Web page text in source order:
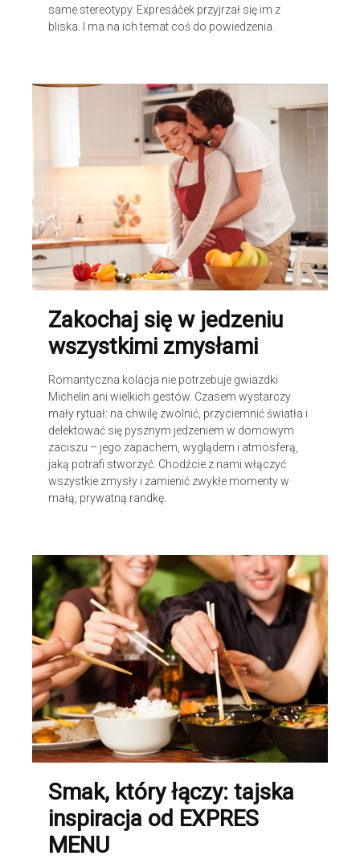
same stereotypy. Expresáček przyjrzał się im z
bliska. I ma na ich temat coś do powiedzenia.
Zakochaj się w jedzeniu
wszystkimi zmysłami
Romantyczna kolacja nie potrzebuje gwiazdki
Michelin ani wielkich gestów. Czasem wystarczy
mały rytuał: na chwilę zwolnić, przyciemnić światła i
delektować się pysznym jedzeniem w domowym
zaciszu – jego zapachem, wyglądem i atmosferą,
jaką potrafi stworzyć. Chodźcie z nami włączyć
wszystkie zmysły i zamienić zwykłe momenty w
małą, prywatną randkę.
Smak, który łączy: tajska
inspiracja od EXPRES
MENU